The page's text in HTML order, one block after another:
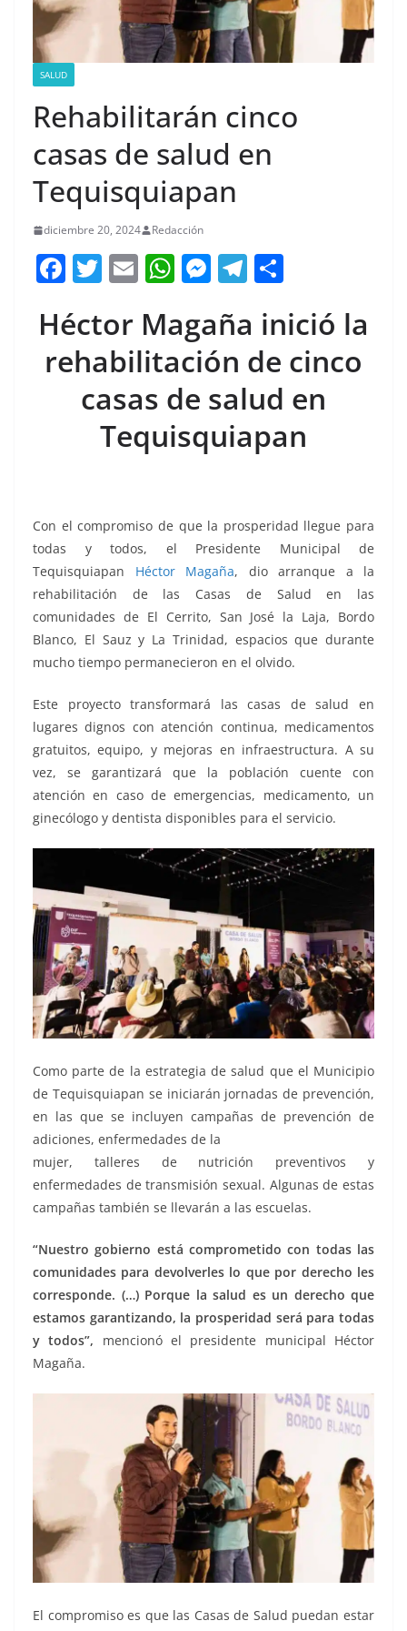
SALUD
Rehabilitarán cinco
casas de salud en
Tequisquiapan
diciembre 20, 2024 Redacción
F
c
e
b
o
T
itt
er
E
ai
l
W
at
s
A
p
p
M
ss
e
n
g
er
T
e
gr
a
m
m
p
ar
tir
Héctor Magaña inició la
rehabilitación de cinco
casas de salud en
Tequisquiapan
Con el compromiso de que la prosperidad llegue para
todas y todos, el Presidente Municipal de
Tequisquiapan Héctor Magaña, dio arranque a la
rehabilitación de las Casas de Salud en las
comunidades de El Cerrito, San José la Laja, Bordo
Blanco, El Sauz y La Trinidad, espacios que durante
mucho tiempo permanecieron en el olvido.
Este proyecto transformará las casas de salud en
lugares dignos con atención continua, medicamentos
gratuitos, equipo, y mejoras en infraestructura. A su
vez, se garantizará que la población cuente con
atención en caso de emergencias, medicamento, un
ginecólogo y dentista disponibles para el servicio.
Como parte de la estrategia de salud que el Municipio
de Tequisquiapan se iniciarán jornadas de prevención,
en las que se incluyen campañas de prevención de
adiciones, enfermedades de la
mujer, talleres de nutrición preventivos y
enfermedades de transmisión sexual. Algunas de estas
campañas también se llevarán a las escuelas.
“Nuestro gobierno está comprometido con todas las
comunidades para devolverles lo que por derecho les
corresponde. (…) Porque la salud es un derecho que
estamos garantizando, la prosperidad será para todas
y todos”, mencionó el presidente municipal Héctor
Magaña.
El compromiso es que las Casas de Salud puedan estar